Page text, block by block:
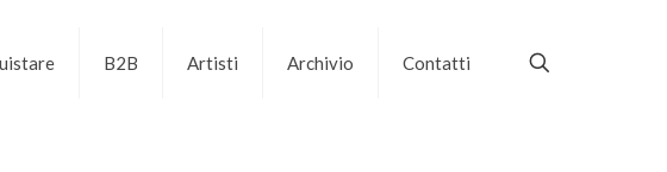
B2B Artisti Archivio Contatti